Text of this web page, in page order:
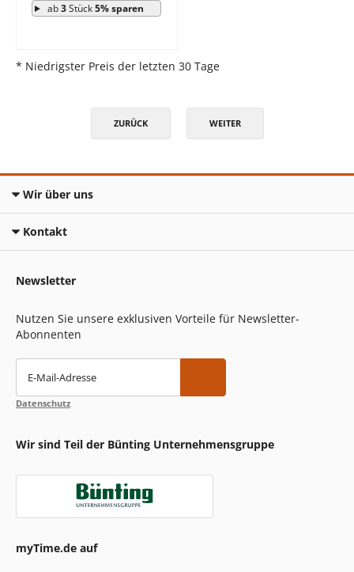
ab3Stück5% sparen
* Niedrigster Preis der letzten 30 Tage
ZURÜCK WEITER
Wir über uns
Kontakt
Newsletter
Nutzen Sie unsere exklusiven Vorteile für Newsletter-
Abonnenten
E-Mail-Adresse
Datenschutz
Wir sind Teil der Bünting Unternehmensgruppe
myTime.de auf